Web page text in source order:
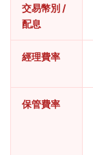
交易幣別 /
配息
經理費率
保管費率